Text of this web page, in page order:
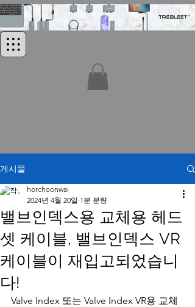
게시물
밸브인덱스용 교체용 헤드
셋 케이블, 밸브인덱스 VR
케이블이 재입고되었습니
다!
horchoonwai
2024년 4월 20일 1분 분량
Valve Index 또는 Valve Index VR용 교체